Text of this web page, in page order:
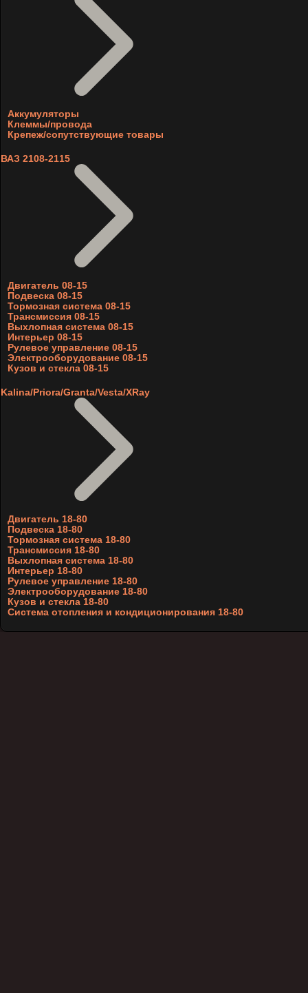
Аккумуляторы
Клеммы/провода
Крепеж/сопутствующие товары
ВАЗ 2108-2115
Двигатель 08-15
Подвеска 08-15
Тормозная система 08-15
Трансмиссия 08-15
Выхлопная система 08-15
Интерьер 08-15
Рулевое управление 08-15
Электрооборудование 08-15
Кузов и стекла 08-15
Kalina/Priora/Granta/Vesta/XRay
Двигатель 18-80
Подвеска 18-80
Тормозная система 18-80
Трансмиссия 18-80
Выхлопная система 18-80
Интерьер 18-80
Рулевое управление 18-80
Электрооборудование 18-80
Кузов и стекла 18-80
Система отопления и кондиционирования 18-80